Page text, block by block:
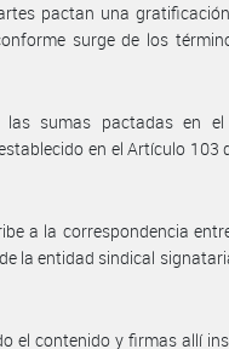
pactan una
surge de los
sumas pactadas en el
en el Artículo 103
a la correspondencia
la entidad sindical
el contenido y firmas allí